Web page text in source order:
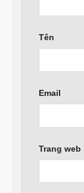
Tên
Email
Trang web